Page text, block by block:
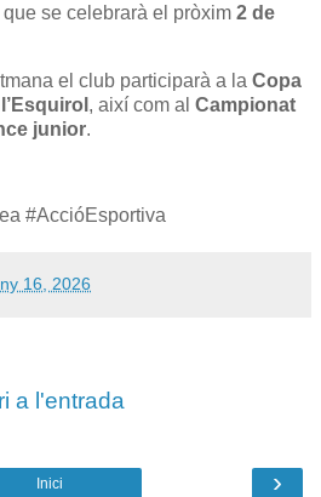
que se celebrarà el pròxim 2 de
el club participarà a la Copa
, així com al Campionat
junior.
#AccióEsportiva
16, 2026
a l'entrada
›
Inici